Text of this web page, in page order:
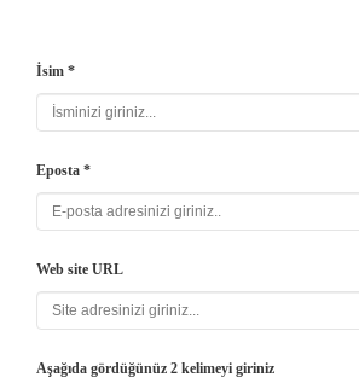
İsim *
Eposta *
Web site URL
Aşağıda gördüğünüz 2 kelimeyi giriniz